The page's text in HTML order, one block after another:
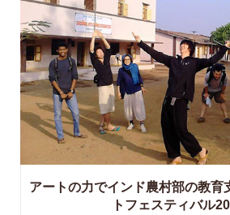
アートの力でインド農村部の教育
トフェスティバル